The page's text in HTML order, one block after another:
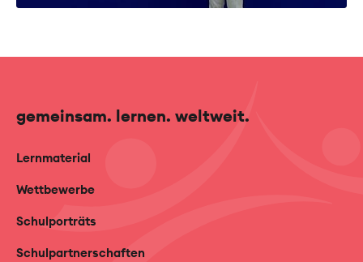
gemeinsam. lernen. weltweit.
Lernmaterial
Wettbewerbe
Schulporträts
Schulpartnerschaften